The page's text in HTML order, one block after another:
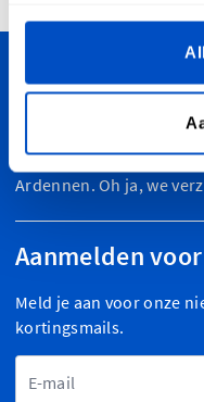
Personaliseer
Dutch Label Shop
het strand van
Ardennen. Oh ja, we
Aanmelden
Meld je aan voor onze
kortingsmails.